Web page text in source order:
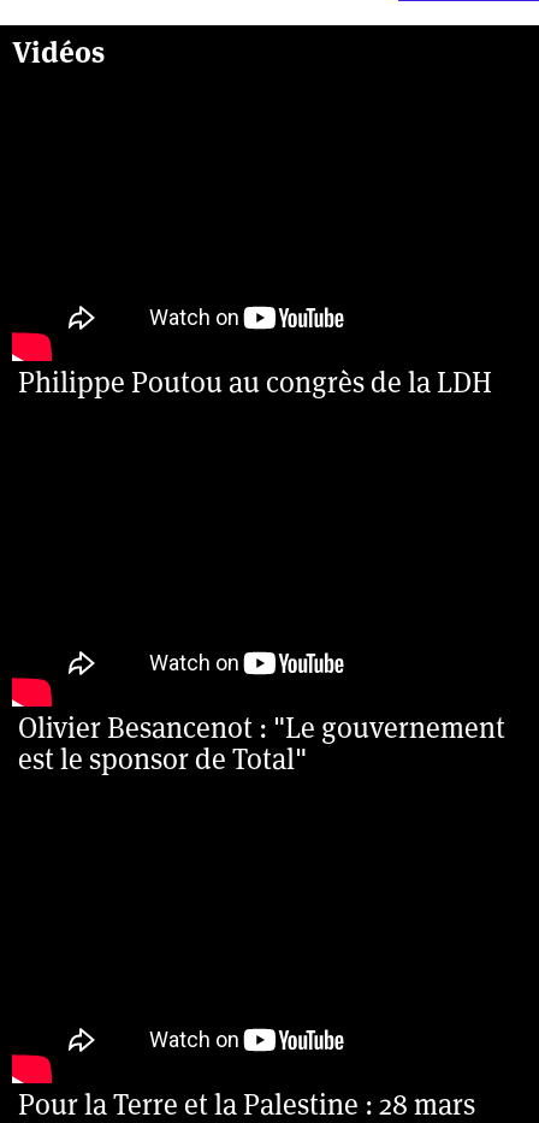
Vidéos
Philippe Poutou au congrès de la LDH
Olivier Besancenot : "Le gouvernement
est le sponsor de Total"
Pour la Terre et la Palestine : 28 mars